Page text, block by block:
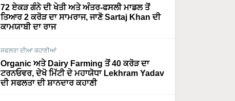
72 ਏਕੜ ਗੰਨੇ ਦੀ ਖੇਤੀ ਅਤੇ ਅੰਤਰ-ਫਸਲੀ ਮਾਡਲ ਤੋਂ
ਤਿਆਰ 2 ਕਰੋੜ ਦਾ ਸਾਮਰਾਜ, ਜਾਣੋ Sartaj Khan ਦੀ
ਕਾਮਯਾਬੀ ਦਾ ਰਾਜ
ਸਫਲਤਾ ਦੀਆ ਕਹਾਣੀਆਂ
Organic ਅਤੇ Dairy Farming ਤੋਂ 40 ਕਰੋੜ ਦਾ
ਟਰਨਓਵਰ, ਦੇਖੋ ਮਿੱਟੀ ਦੇ ਮਹਾਯੋਧਾ Lekhram Yadav
ਦੀ ਸਫਲਤਾ ਦੀ ਸ਼ਾਨਦਾਰ ਕਹਾਣੀ